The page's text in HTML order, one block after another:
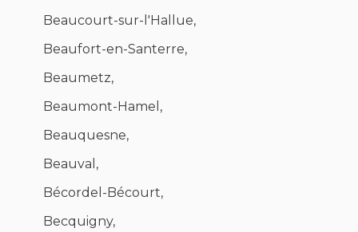
Beaucourt-sur-l'Hallue,
Beaufort-en-Santerre,
Beaumetz,
Beaumont-Hamel,
Beauquesne,
Beauval,
Bécordel-Bécourt,
Becquigny,